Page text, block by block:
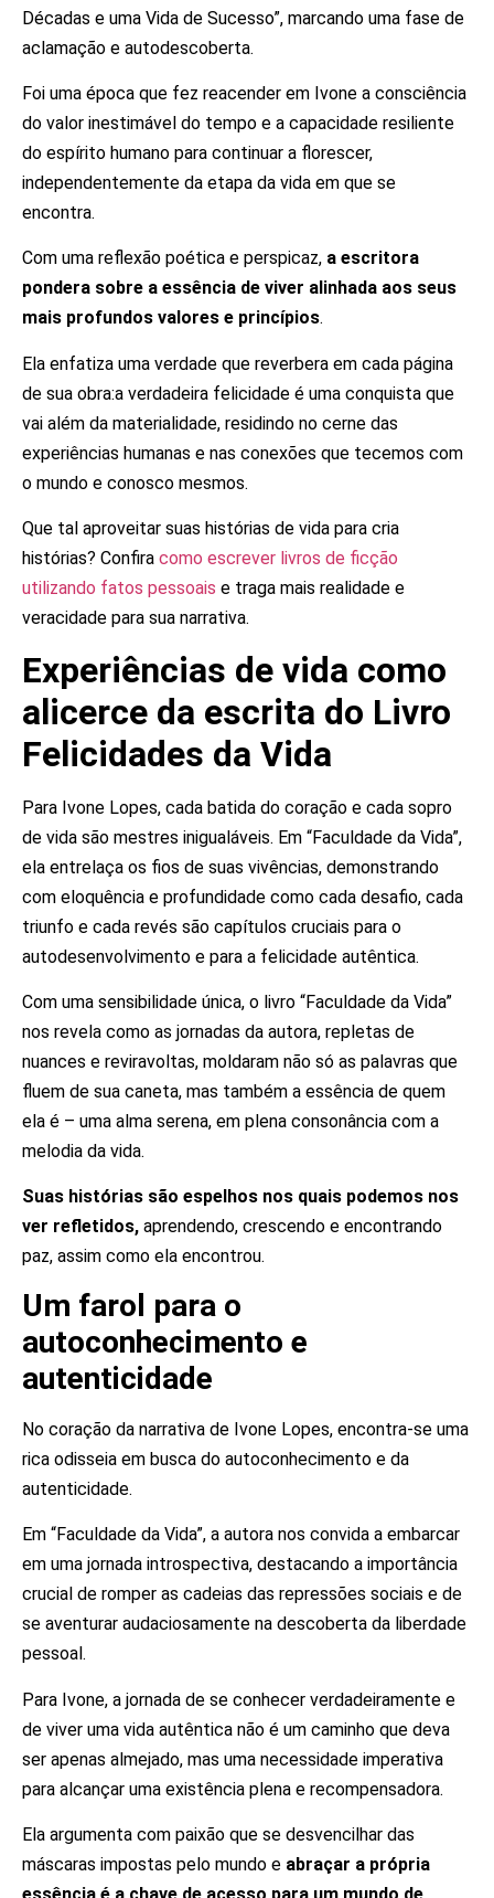
Décadas e uma Vida de Sucesso”, marcando uma fase de
aclamação e autodescoberta.
Foi uma época que fez reacender em Ivone a consciência
do valor inestimável do tempo e a capacidade resiliente
do espírito humano para continuar a florescer,
independentemente da etapa da vida em que se
encontra.
Com uma reflexão poética e perspicaz, a escritora
pondera sobre a essência de viver alinhada aos seus
mais profundos valores e princípios.
Ela enfatiza uma verdade que reverbera em cada página
de sua obra:a verdadeira felicidade é uma conquista que
vai além da materialidade, residindo no cerne das
experiências humanas e nas conexões que tecemos com
o mundo e conosco mesmos.
Que tal aproveitar suas histórias de vida para cria
histórias? Confira como escrever livros de ficção
utilizando fatos pessoais e traga mais realidade e
veracidade para sua narrativa.
Experiências de vida como
alicerce da escrita do Livro
Felicidades da Vida
Para Ivone Lopes, cada batida do coração e cada sopro
de vida são mestres inigualáveis. Em “Faculdade da Vida”,
ela entrelaça os fios de suas vivências, demonstrando
com eloquência e profundidade como cada desafio, cada
triunfo e cada revés são capítulos cruciais para o
autodesenvolvimento e para a felicidade autêntica.
Com uma sensibilidade única, o livro “Faculdade da Vida”
nos revela como as jornadas da autora, repletas de
nuances e reviravoltas, moldaram não só as palavras que
fluem de sua caneta, mas também a essência de quem
ela é – uma alma serena, em plena consonância com a
melodia da vida.
Suas histórias são espelhos nos quais podemos nos
ver refletidos, aprendendo, crescendo e encontrando
paz, assim como ela encontrou.
Um farol para o
autoconhecimento e
autenticidade
No coração da narrativa de Ivone Lopes, encontra-se uma
rica odisseia em busca do autoconhecimento e da
autenticidade.
Em “Faculdade da Vida”, a autora nos convida a embarcar
em uma jornada introspectiva, destacando a importância
crucial de romper as cadeias das repressões sociais e de
se aventurar audaciosamente na descoberta da liberdade
pessoal.
Para Ivone, a jornada de se conhecer verdadeiramente e
de viver uma vida autêntica não é um caminho que deva
ser apenas almejado, mas uma necessidade imperativa
para alcançar uma existência plena e recompensadora.
Ela argumenta com paixão que se desvencilhar das
máscaras impostas pelo mundo e abraçar a própria